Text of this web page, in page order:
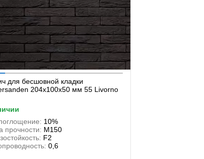
для бесшовной кладки
204x100x50 мм 55 Livorno
10%
прочности: М150
F2
0,6